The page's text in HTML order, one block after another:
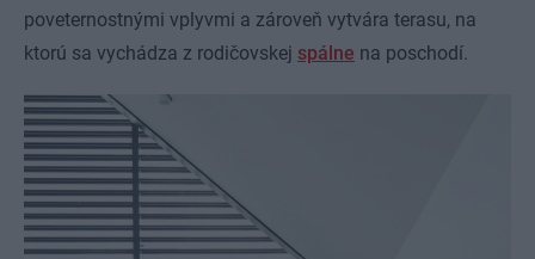
poveternostnými vplyvmi a zároveň vytvára terasu, na
ktorú sa vychádza z rodičovskej spálne na poschodí.